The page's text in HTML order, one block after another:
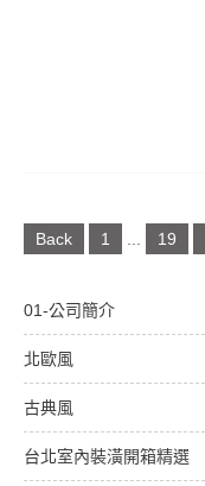
Posts
navigation
Back 1 19
01-公司簡介
北歐風
古典風
台北室內裝潢開箱精選